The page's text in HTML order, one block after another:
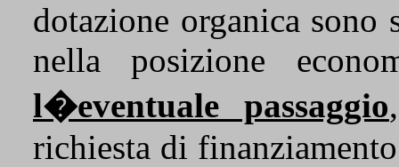
dotazione organica
nella posizione
l�eventuale passaggio
richiesta di